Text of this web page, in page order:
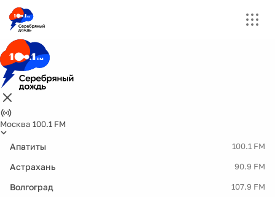
Москва 100.1 FM
Апатиты 100.1 FM
Астрахань 90.9 FM
Волгоград 107.9 FM